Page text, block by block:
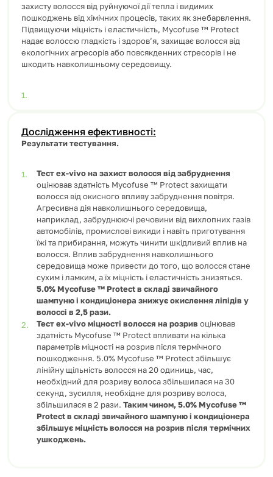
захисту волосся від руйнуючої дії тепла і видимих
пошкоджень від хімічних процесів, таких як знебарвлення.
Підвищуючи міцність і еластичність, Mycofuse ™ Protect
надає волоссю гладкість і здоров’я, захищає волосся від
екологічних агресорів або повсякденних стресорів і не
шкодить навколишньому середовищу.
Дослідження ефективності:
Результати тестування.
Тест ex-vivo на захист волосся від забруднення
оцінював здатність Mycofuse ™ Protect захищати
волосся від окисного впливу забруднення повітря.
Агресивна дія навколишнього середовища,
наприклад, забруднюючі речовини від вихлопних газів
автомобілів, промислові викиди і навіть приготування
їжі та прибирання, можуть чинити шкідливий вплив на
волосся. Вплив забруднення навколишнього
середовища може привести до того, що волосся стане
сухим і ламким, а їх міцність і еластичність знизяться.
5.0% Mycofuse ™ Protect в складі звичайного
шампуню і кондиціонера знижує окислення ліпідів у
волоссі в 2,5 рази.
Тест ex-vivo міцності волосся на розрив оцінював
здатність Mycofuse ™ Protect впливати на кілька
параметрів міцності на розрив після термічного
пошкодження. 5.0% Mycofuse ™ Protect збільшує
лінійну щільність волосся на 20 одиниць, час,
необхідний для розриву волоса збільшилася на 30
секунд, зусилля, необхідне для розриву волоса,
збільшилася в 2 рази. Таким чином, 5.0% Mycofuse ™
Protect в складі звичайного шампуню і кондиціонера
збільшує міцність волосся на розрив після термічних
ушкоджень.